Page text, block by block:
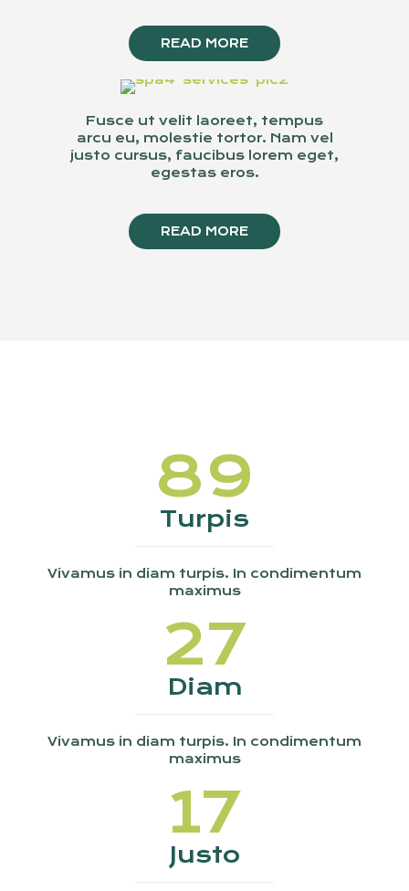
READ MORE
Wellness
Area
Fusce ut velit laoreet, tempus
arcu eu, molestie tortor. Nam vel
justo cursus, faucibus lorem eget,
egestas eros.
READ MORE
89
Turpis
Vivamus in diam turpis. In condimentum
maximus
27
Diam
Vivamus in diam turpis. In condimentum
maximus
17
Justo